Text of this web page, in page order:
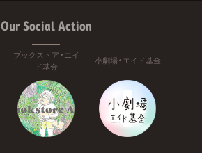
Our Social Action
ブックストア・エイ
ド基金
小劇場・エイド基金